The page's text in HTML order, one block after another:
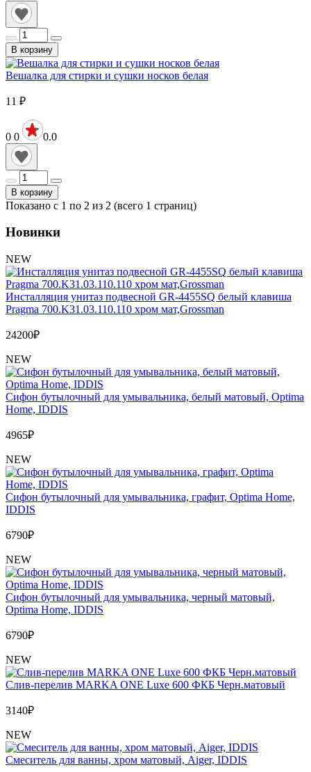
В корзину
Вешалка для стирки и сушки носков белая
11 ₽
0 0 0.0
В корзину
Показано с 1 по 2 из 2 (всего 1 страниц)
Новинки
NEW
Инсталляция унитаз подвесной GR-4455SQ белый клавиша
Pragma 700.K31.03.110.110 хром мат,Grossman
24200₽
NEW
Сифон бутылочный для умывальника, белый матовый, Optima
Home, IDDIS
4965₽
NEW
Сифон бутылочный для умывальника, графит, Optima Home,
IDDIS
6790₽
NEW
Сифон бутылочный для умывальника, черный матовый,
Optima Home, IDDIS
6790₽
NEW
Слив-перелив MARKA ONE Luxe 600 ФКБ Черн.матовый
3140₽
NEW
Cмеситель для ванны, хром матовый, Aiger, IDDIS